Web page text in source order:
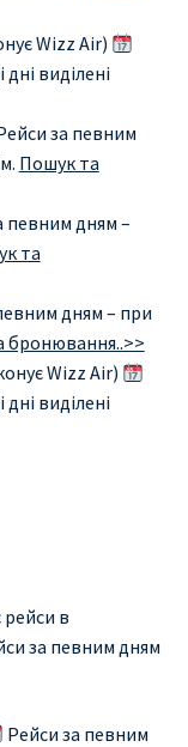
Wizz Air)
виділені
за певним
Пошук та
певним дням –
та
дням – при
бронювання..>>
Wizz Air)
виділені
рейси в
за певним дням
Рейси за певним